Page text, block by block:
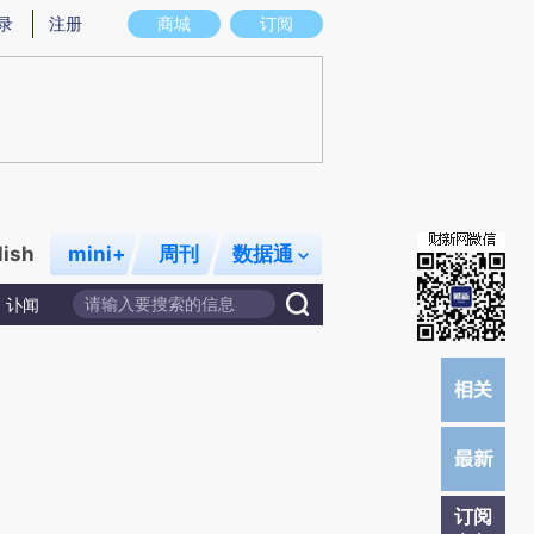
商城 订阅
注册
mini+ 周刊 数据通
讣闻
订阅